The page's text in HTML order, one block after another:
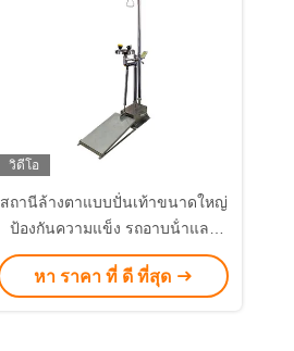
วิดีโอ
สถานีล้างตาแบบปั่นเท้าขนาดใหญ่
ป้องกันความแข็ง รถอาบน้ําและ
ล้างตา
หา ราคา ที่ ดี ที่สุด